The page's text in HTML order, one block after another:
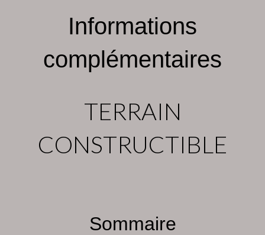
Informations
complémentaires
TERRAIN
CONSTRUCTIBLE
Sommaire